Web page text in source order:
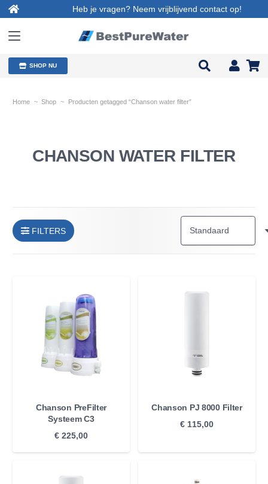
Heb je vragen? Neem vrijblijvend contact op!
SHOP NU
Home ~ Shop ~ Producten getagged “Chanson water filter”
CHANSON WATER FILTER
FILTERS
Chanson PreFilter
Systeem C3
€ 225,00
Chanson PJ 8000 Filter
€ 115,00